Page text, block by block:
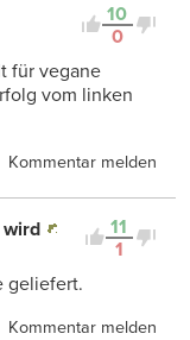
10
0
für vegane
vom linken
Kommentar melden
11
1
wird
geliefert.
Kommentar melden